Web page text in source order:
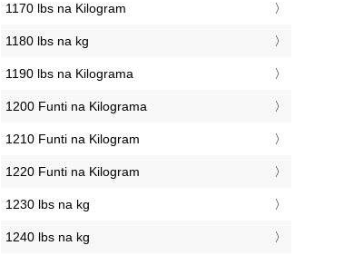
1170 lbs na Kilogram
1180 lbs na kg
1190 lbs na Kilograma
1200 Funti na Kilograma
1210 Funti na Kilogram
1220 Funti na Kilogram
1230 lbs na kg
1240 lbs na kg